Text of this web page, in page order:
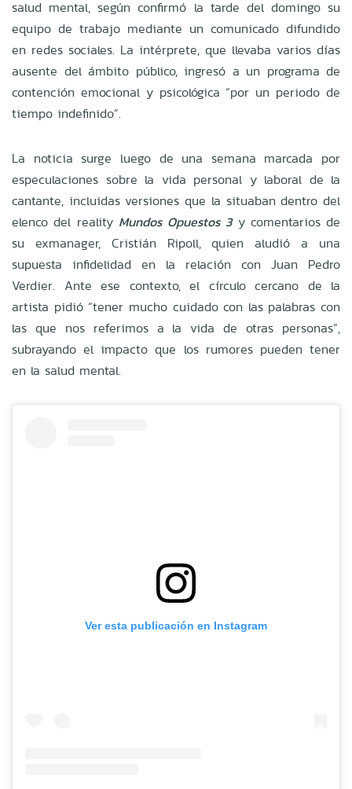
salud mental, según confirmó la tarde del domingo su
equipo de trabajo mediante un comunicado difundido
en redes sociales. La intérprete, que llevaba varios días
ausente del ámbito público, ingresó a un programa de
contención emocional y psicológica “por un periodo de
tiempo indefinido”.
La noticia surge luego de una semana marcada por
especulaciones sobre la vida personal y laboral de la
cantante, incluidas versiones que la situaban dentro del
elenco del reality Mundos Opuestos 3y comentarios de
su exmanager, Cristián Ripoll, quien aludió a una
supuesta infidelidad en la relación con Juan Pedro
Verdier. Ante ese contexto, el círculo cercano de la
artista pidió “tener mucho cuidado con las palabras con
las que nos referimos a la vida de otras personas”,
subrayando el impacto que los rumores pueden tener
en la salud mental.
Ver esta publicación en Instagram